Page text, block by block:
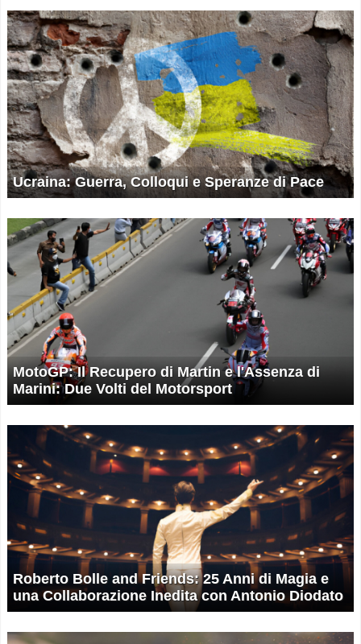
Ucraina: Guerra, Colloqui e Speranze di Pace
MotoGP: Il Recupero di Martin e l'Assenza di
Marini: Due Volti del Motorsport
Roberto Bolle and Friends: 25 Anni di Magia e
una Collaborazione Inedita con Antonio Diodato